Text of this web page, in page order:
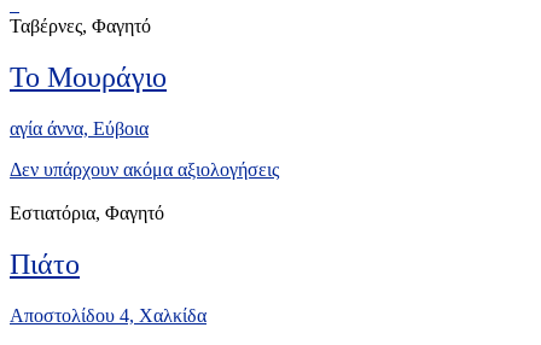
Ταβέρνες, Φαγητό
Το Μουράγιο
αγία άννα, Eύβοια
Δεν υπάρχουν ακόμα αξιολογήσεις
Εστιατόρια, Φαγητό
Πιάτο
Αποστολίδου 4, Χαλκίδα